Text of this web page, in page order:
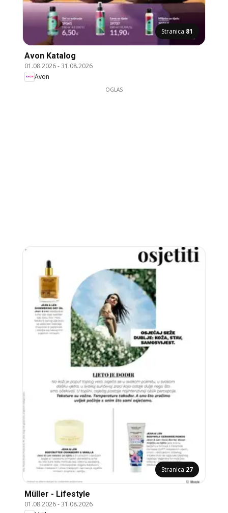
Stranica 81
Avon Katalog
01.08.2026-31.08.2026
Avon
OGLAS
Stranica 27
Müller - Lifestyle
01.08.2026-31.08.2026